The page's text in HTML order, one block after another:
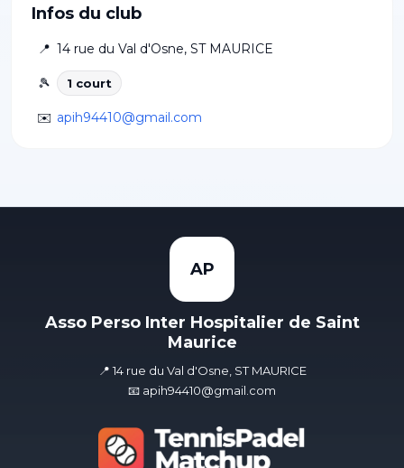
Infos du club
📍 14 rue du Val d'Osne, ST MAURICE
🎾 1 court
✉️ apih94410@gmail.com
AP
Asso Perso Inter Hospitalier de Saint
Maurice
📍 14 rue du Val d'Osne, ST MAURICE
📧 apih94410@gmail.com